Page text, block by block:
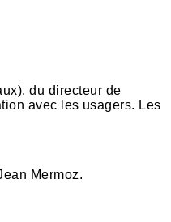
du directeur de
avec les usagers. Les
Mermoz.